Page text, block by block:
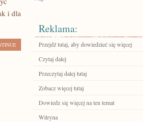
i dla
Reklama:
Przejdź tutaj, aby dowiedzieć się więcej
Czytaj dalej
Przeczytaj dalej tutaj
Zobacz więcej tutaj
Dowiedz się więcej na ten temat
Witryna